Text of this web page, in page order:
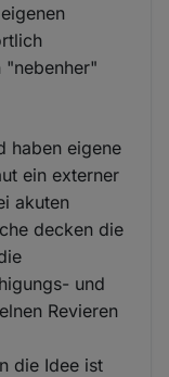
"nebenher"
haben eigene
ein externer
akuten
decken die
und
Revieren
die Idee ist